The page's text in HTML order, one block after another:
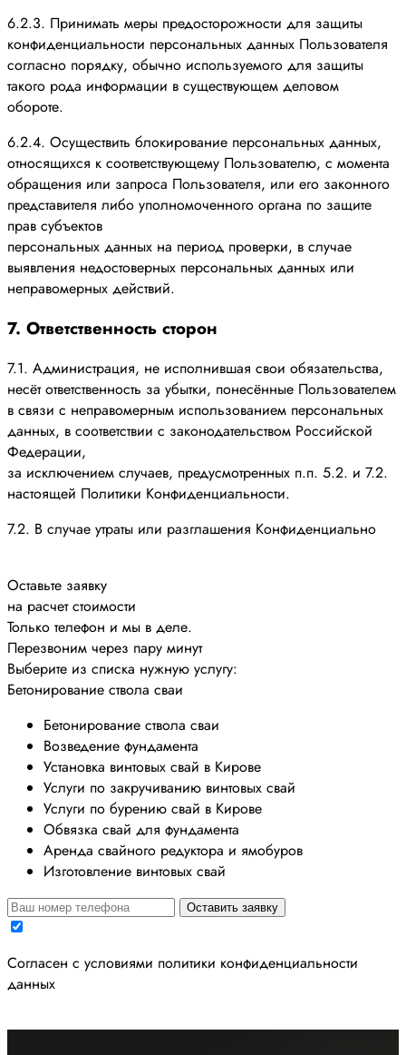
6.2.3. Принимать меры предосторожности для защиты
конфиденциальности персональных данных Пользователя
согласно порядку, обычно используемого для защиты
такого рода информации в существующем деловом
обороте.
6.2.4. Осуществить блокирование персональных данных,
относящихся к соответствующему Пользователю, с момента
обращения или запроса Пользователя, или его законного
представителя либо уполномоченного органа по защите
прав субъектов
персональных данных на период проверки, в случае
выявления недостоверных персональных данных или
неправомерных действий.
7. Ответственность сторон
7.1. Администрация, не исполнившая свои обязательства,
несёт ответственность за убытки, понесённые Пользователем
в связи с неправомерным использованием персональных
данных, в соответствии с законодательством Российской
Федерации,
за исключением случаев, предусмотренных п.п. 5.2. и 7.2.
настоящей Политики Конфиденциальности.
7.2. В случае утраты или разглашения Конфиденциально
Оставьте заявку
на расчет стоимости
Только телефон и мы в деле.
Перезвоним через пару минут
Выберите из списка нужную услугу:
Бетонирование ствола сваи
Бетонирование ствола сваи
Возведение фундамента
Установка винтовых свай в Кирове
Услуги по закручиванию винтовых свай
Услуги по бурению свай в Кирове
Обвязка свай для фундамента
Аренда свайного редуктора и ямобуров
Изготовление винтовых свай
Оставить заявку
Cогласен с условиями политики конфиденциальности
данных